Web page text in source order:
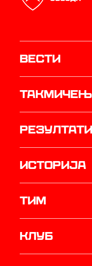
Вести
резултати
историја
ТИМ
Клуб